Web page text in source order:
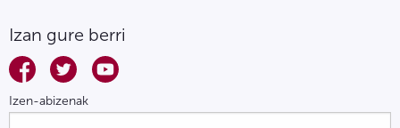
Izan gure berri
Izen-abizenak